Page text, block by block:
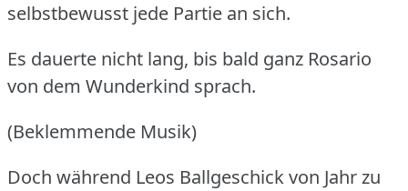
selbstbewusst jede Partie an sich.
Es dauerte nicht lang, bis bald ganz Rosario
von dem Wunderkind sprach.
(Beklemmende Musik)
Doch während Leos Ballgeschick von Jahr zu